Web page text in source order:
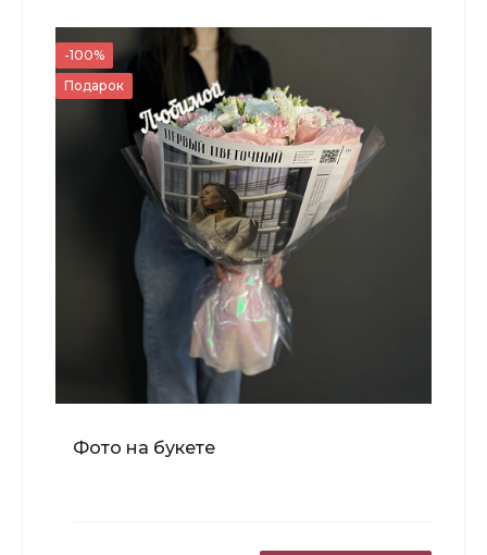
700 ₽
- +
В корзину
Мишка Мини №1
-100%
Подарок
Фото на букете